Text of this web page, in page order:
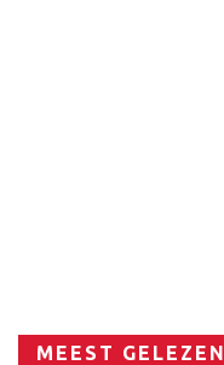
MEEST GELEZEN